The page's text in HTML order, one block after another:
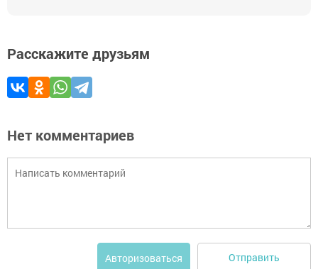
Расскажите друзьям
Нет комментариев
Авторизоваться Отправить